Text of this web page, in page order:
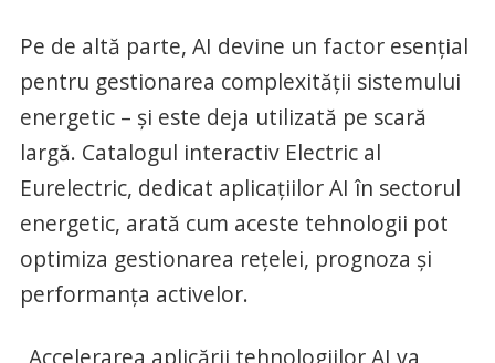
Pe de altă parte, AI devine un factor esențial
pentru gestionarea complexității sistemului
energetic – și este deja utilizată pe scară
largă. Catalogul interactiv Electric al
Eurelectric, dedicat aplicațiilor AI în sectorul
energetic, arată cum aceste tehnologii pot
optimiza gestionarea rețelei, prognoza și
performanța activelor.
„Accelerarea aplicării tehnologiilor AI va